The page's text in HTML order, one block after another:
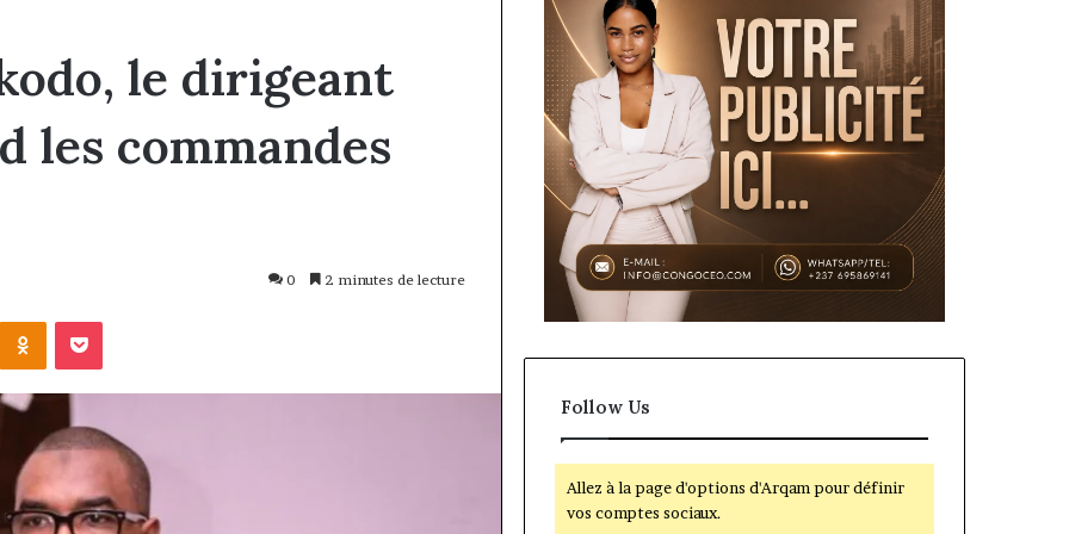
le dirigeant
les commandes
0 2 minutes de lecture
Odnoklassniki
Pocket
Follow Us
Allez à la page d'options d'Arqam pour définir
vos comptes sociaux.